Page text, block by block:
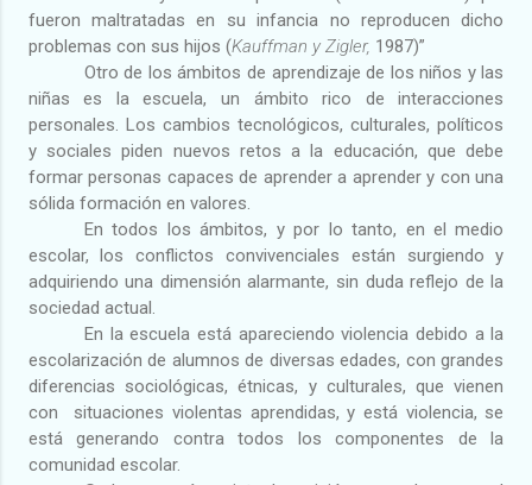
fueron maltratadas en su infancia no reproducen dicho
problemas con sus hijos (Kauffman y Zigler, 1987)”
Otro de los ámbitos de aprendizaje de los niños y las
niñas es la escuela, un ámbito rico de interacciones
personales. Los cambios tecnológicos, culturales, políticos
y sociales piden nuevos retos a la educación, que debe
formar personas capaces de aprender a aprender y con una
sólida formación en valores.
En todos los ámbitos, y por lo tanto, en el medio
escolar, los conflictos convivenciales están surgiendo y
adquiriendo una dimensión alarmante, sin duda reflejo de la
sociedad actual.
En la escuela está apareciendo violencia debido a la
escolarización de alumnos de diversas edades, con grandes
diferencias sociológicas, étnicas, y culturales, que vienen
con
situaciones violentas aprendidas, y está violencia, se
está generando contra todos los componentes de la
comunidad escolar.